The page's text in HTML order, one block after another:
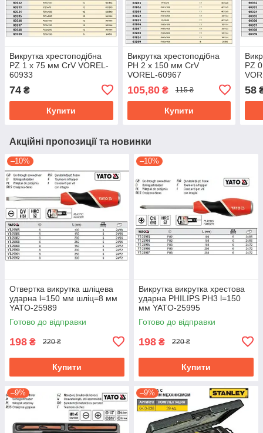
Викрутка хрестоподібна
PZ 1 х 75 мм CrV VOREL-
60933
74 ₴
Купити
Викрутка хрестоподібна
PH 2 х 150 мм CrV
VOREL-60967
105,80₴ 115 ₴
Купити
PZ
58
Акційні пропозиції та новинки
–10%
Отвертка викрутка шліцева
ударна l=150 мм шліц=8 мм
YATO-25989
Готово до відправки
198 ₴ 220 ₴
Купити
–10%
Викрутка викрутка хрестова
ударна PHILIPS PH3 l=150
мм YATO-25995
Готово до відправки
198 ₴ 220 ₴
Купити
–9% –9%